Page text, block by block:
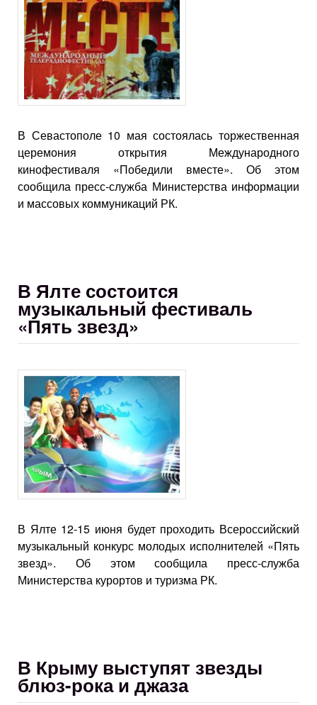
В Севастополе 10 мая состоялась торжественная
церемония открытия Международного
кинофестиваля «Победили вместе». Об этом
сообщила пресс-служба Министерства информации
и массовых коммуникаций РК.
В Ялте состоится
музыкальный фестиваль
«Пять звезд»
В Ялте 12-15 июня будет проходить Всероссийский
музыкальный конкурс молодых исполнителей «Пять
звезд». Об этом сообщила пресс-служба
Министерства курортов и туризма РК.
В Крыму выступят звезды
блюз-рока и джаза